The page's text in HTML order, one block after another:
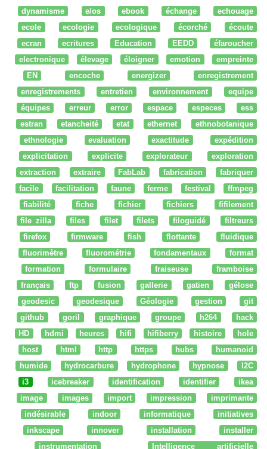
dynamisme
e/os ebook échange
echouage
ecole
ecologie ecologique écorché
écoute
ecran
ecritures Education EEDD
éfaroucher
electronique
élevage éloigner emotion
empreinte
EN
encoche energizer
enregistrement
enregistrements
entretien environnement
equipe
équipes
erreur error espace especes
ess
estran
etancheité etat ethernet
ethnobotanique
ethnologie
evaluation exactitude
expédition
explicitation
explicite explorateur
exploration
extraction
extraire FabLab fabrication
fabriquer
facile
facilitation faune ferme festival
ffmpeg
fiabilité
fiche fichier fichiers
fifilement
file zilla
files filet filets filoguidé
filtreurs
firefox
firmware fish flottante
fluidique
fluorimètre
fluorométrie fondamentaux
format
formation
formulaire fraiseuse
framboise
français
ftp fusion gallerie gatien
gélose
geodesic
geodesique Géologie gestion
git
github
goril graphique groupe h264
hack
HD
hdmi heures hifi hifiberry histoire
hole
host
html http https hubs
humanoid
humide
hydrocarbure hydrophone hypnose
I2C
i3
icebreaker identification identifier
ikea
image
images import impression
imprimante
indésirable
indoor informatique
initiatives
inkscape
innover installation
installer
instrumentation
Intelligence artificielle